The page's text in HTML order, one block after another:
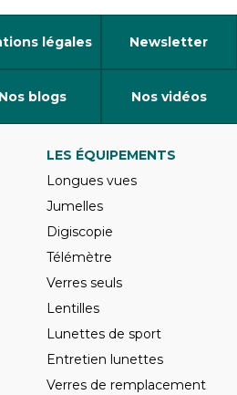
légales Newsletter
Nos blogs Nos vidéos
LES ÉQUIPEMENTS
Longues vues
Jumelles
Digiscopie
Télémètre
Verres seuls
Lentilles
Lunettes de sport
Entretien lunettes
Verres de remplacement